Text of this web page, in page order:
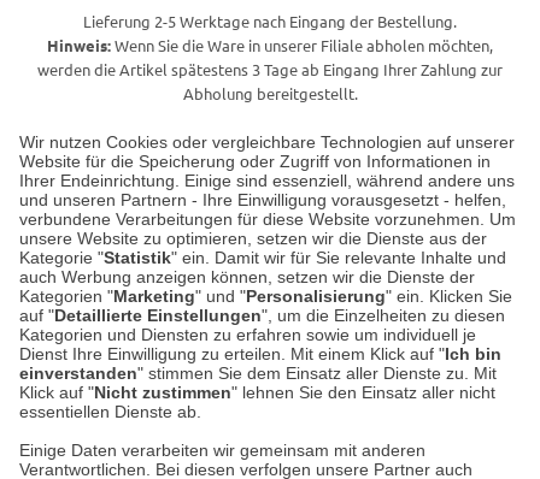
Wir nutzen Cookies oder vergleichbare Technologien auf unserer
Website für die Speicherung oder Zugriff von Informationen in
Ihrer Endeinrichtung. Einige sind essenziell, während andere uns
und unseren Partnern - Ihre Einwilligung vorausgesetzt - helfen,
verbundene Verarbeitungen für diese Website vorzunehmen. Um
unsere Website zu optimieren, setzen wir die Dienste aus der
Kategorie "Statistik" ein. Damit wir für Sie relevante Inhalte und
auch Werbung anzeigen können, setzen wir die Dienste der
Kategorien "Marketing" und "Personalisierung" ein. Klicken Sie
auf "Detaillierte Einstellungen", um die Einzelheiten zu diesen
Kategorien und Diensten zu erfahren sowie um individuell je
Dienst Ihre Einwilligung zu erteilen. Mit einem Klick auf "Ich bin
einverstanden" stimmen Sie dem Einsatz aller Dienste zu. Mit
Klick auf "Nicht zustimmen" lehnen Sie den Einsatz aller nicht
essentiellen Dienste ab.
Einige Daten verarbeiten wir gemeinsam mit anderen
Verantwortlichen. Bei diesen verfolgen unsere Partner auch
Lieferung 2-5 Werktage nach Eingang der Bestellung.
Hinweis:Wenn Sie die Ware in unserer Filiale abholen möchten,
werden die Artikel spätestens 3 Tage ab Eingang Ihrer Zahlung zur
Abholung bereitgestellt.
Unser Geschäft in Meckenheim
Auf dem Steinbüchel 6
53340 Meckenheim
Montag bis Samstag 9:00 Uhr bis 18:00 Uhr
weitere Information
Hier finden Sie uns im Netz